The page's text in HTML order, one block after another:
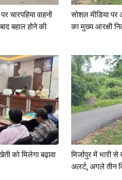
चारपहिया वाहनों
बहाल होने की
सोशल मीडिया पर
का मुख्य आरक्षी
को मिलेगा बढ़ावा
मिर्जापुर में भारी
अलर्ट, अगले तीन